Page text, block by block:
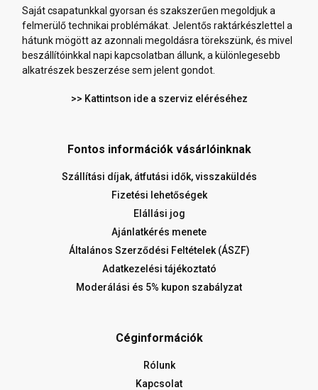
Saját csapatunkkal gyorsan és szakszerűen megoldjuk a
felmerülő technikai problémákat. Jelentős raktárkészlettel a
hátunk mögött az azonnali megoldásra törekszünk, és mivel
beszállítóinkkal napi kapcsolatban állunk, a különlegesebb
alkatrészek beszerzése sem jelent gondot.
>> Kattintson ide a szerviz eléréséhez
Fontos információk vásárlóinknak
Szállítási díjak, átfutási idők, visszaküldés
Fizetési lehetőségek
Elállási jog
Ajánlatkérés menete
Általános Szerződési Feltételek (ÁSZF)
Adatkezelési tájékoztató
Moderálási és 5% kupon szabályzat
Céginformációk
Rólunk
Kapcsolat